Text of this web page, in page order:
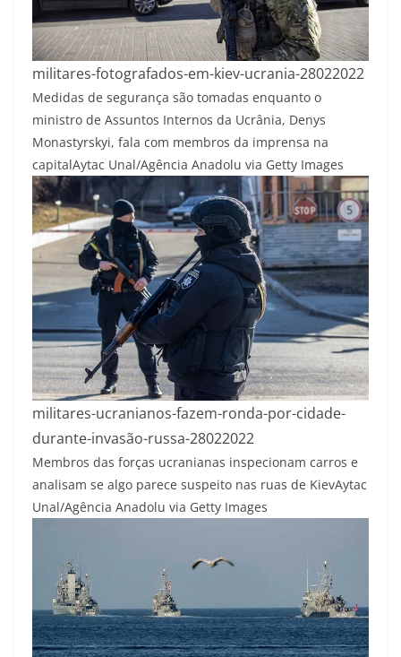
militares-fotografados-em-kiev-ucrania-28022022
Medidas de segurança são tomadas enquanto o
ministro de Assuntos Internos da Ucrânia, Denys
Monastyrskyi, fala com membros da imprensa na
capitalAytac Unal/Agência Anadolu via Getty Images
militares-ucranianos-fazem-ronda-por-cidade-
durante-invasão-russa-28022022
Membros das forças ucranianas inspecionam carros e
analisam se algo parece suspeito nas ruas de KievAytac
Unal/Agência Anadolu via Getty Images